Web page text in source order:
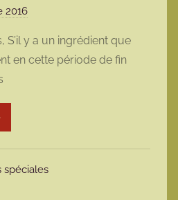
2016
m
t
y a un ingrédient que
en cette période de fin
spéciales